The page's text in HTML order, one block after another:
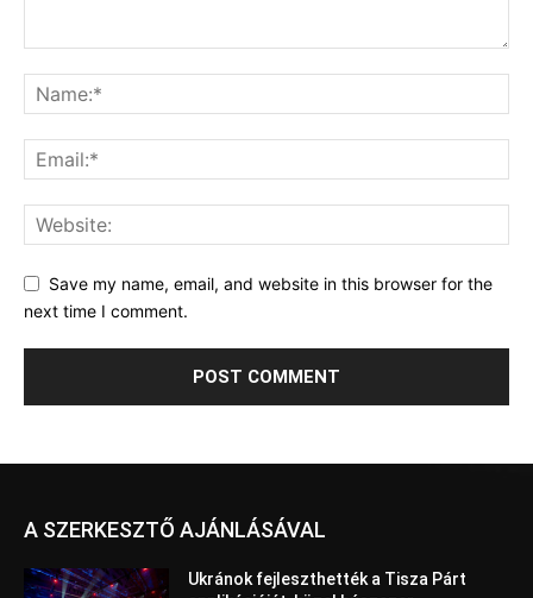
Save my name, email, and website in this browser for the
next time I comment.
A SZERKESZTŐ AJÁNLÁSÁVAL
Ukránok fejleszthették a Tisza Párt